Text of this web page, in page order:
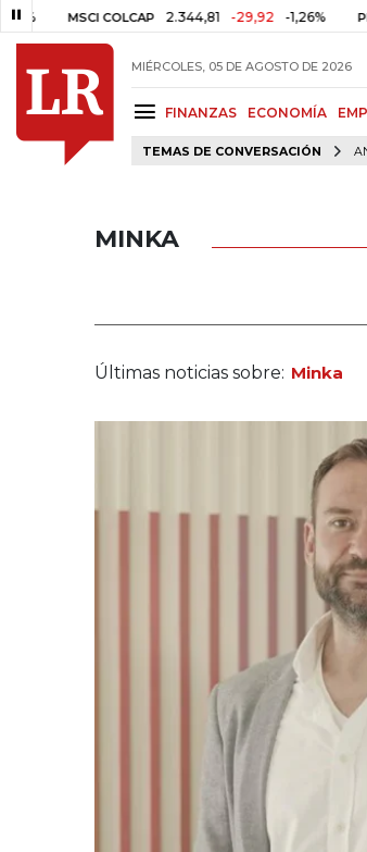
MSCI COLCAP 2.344,81 -29,92 -1,26%
MIÉRCOLES, 05 DE AGOSTO DE 2026
FINANZAS ECONOMÍA
TEMAS DE CONVERSACIÓN
MINKA
Últimas noticias sobre: Minka